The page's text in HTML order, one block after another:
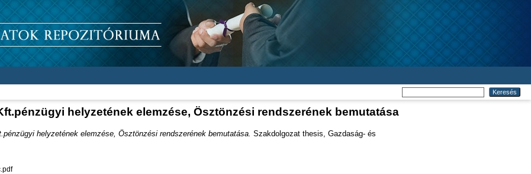
helyzetének elemzése, Ösztönzési rendszerének bemutatása
helyzetének elemzése, Ösztönzési rendszerének bemutatása. Szakdolgozat thesis, Gazdaság- és